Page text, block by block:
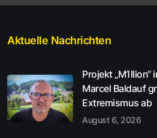
Aktuelle Nachrichten
Projekt „M1llion“
Marcel Baldauf
Extremismus ab
August 6, 2026